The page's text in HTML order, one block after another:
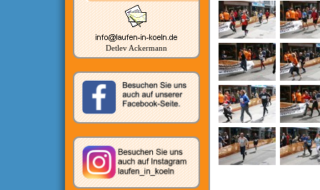
Detlev Ackermann